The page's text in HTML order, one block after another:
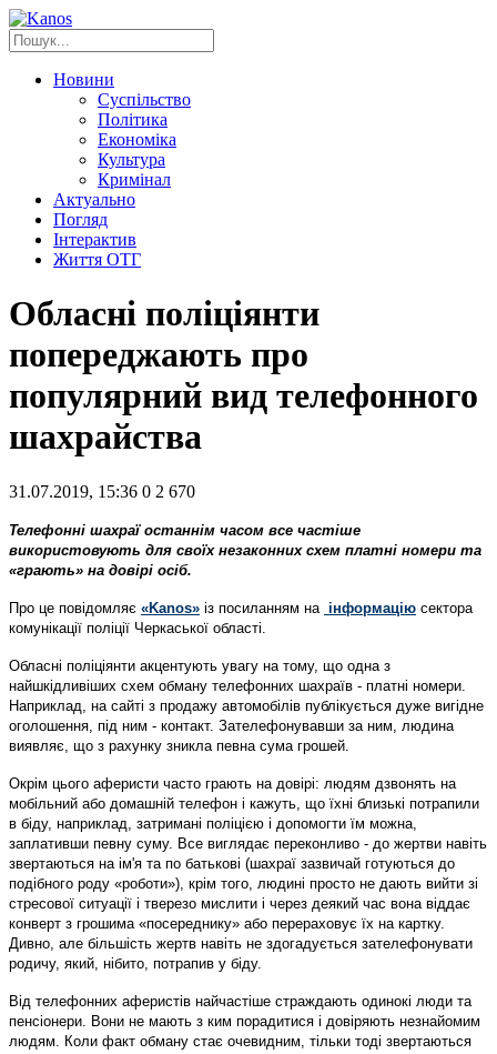
Новини
Суспільство
Політика
Економіка
Культура
Кримінал
Актуально
Погляд
Інтерактив
Життя ОТГ
Обласні поліціянти
попереджають про
популярний вид телефонного
шахрайства
31.07.2019, 15:36 0 2 670
Телефонні шахраї останнім часом все частіше
використовують для своїх незаконних схем платні номери та
«грають» на довірі осіб.
Про це повідомляє «Kanos» із посиланням на інформацію сектора
комунікації поліції Черкаської області.
Обласні поліціянти акцентують увагу на тому, що одна з
найшкідливіших схем обману телефонних шахраїв - платні номери.
Наприклад, на сайті з продажу автомобілів публікується дуже вигідне
оголошення, під ним - контакт. Зателефонувавши за ним, людина
виявляє, що з рахунку зникла певна сума грошей.
Окрім цього аферисти часто грають на довірі: людям дзвонять на
мобільний або домашній телефон і кажуть, що їхні близькі потрапили
в біду, наприклад, затримані поліцією і допомогти їм можна,
заплативши певну суму. Все виглядає переконливо - до жертви навіть
звертаються на ім'я та по батькові (шахраї зазвичай готуються до
подібного роду «роботи»), крім того, людині просто не дають вийти зі
стресової ситуації і тверезо мислити і через деякий час вона віддає
конверт з грошима «посереднику» або перераховує їх на картку.
Дивно, але більшість жертв навіть не здогадується зателефонувати
родичу, який, нібито, потрапив у біду.
Від телефонних аферистів найчастіше страждають одинокі люди та
пенсіонери. Вони не мають з ким порадитися і довіряють незнайомим
людям. Коли факт обману стає очевидним, тільки тоді звертаються